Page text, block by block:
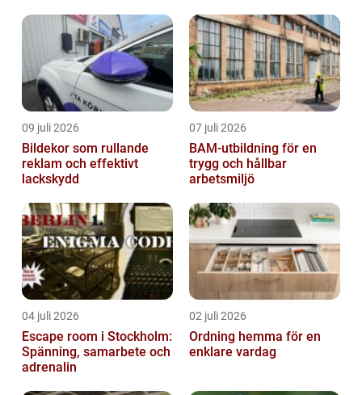
09 juli 2026
Bildekor som rullande
reklam och effektivt
lackskydd
07 juli 2026
BAM-utbildning för en
trygg och hållbar
arbetsmiljö
04 juli 2026
Escape room i Stockholm:
Spänning, samarbete och
adrenalin
02 juli 2026
Ordning hemma för en
enklare vardag